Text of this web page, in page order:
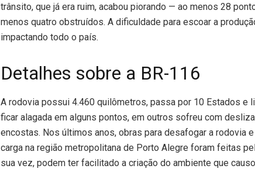
trânsito, que já era ruim, acabou piorando — ao menos 28
menos quatro obstruídos. A dificuldade para escoar a
impactando todo o país.
Detalhes sobre a BR-116
A rodovia possui 4.460 quilômetros, passa por 10 Estados e
ficar alagada em alguns pontos, em outros sofreu com
encostas. Nos últimos anos, obras para desafogar a rodovia
carga na região metropolitana de Porto Alegre foram feitas
sua vez, podem ter facilitado a criação do ambiente que